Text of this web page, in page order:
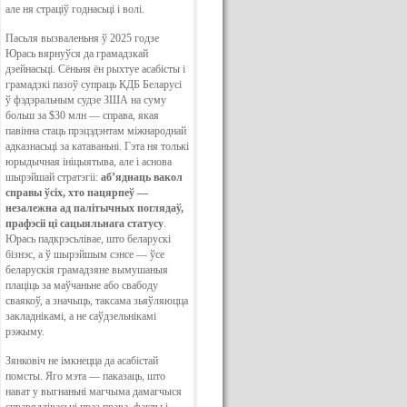
але ня страціў годнасьці і волі.
Пасьля вызваленьня ў 2025 годзе
Юрась вярнуўся да грамадзкай
дзейнасьці. Сёньня ён рыхтуе асабісты і
грамадзкі пазоў супраць КДБ Беларусі
ў фэдэральным судзе ЗША на суму
больш за $30 млн — справа, якая
павінна стаць прэцэдэнтам міжнароднай
адказнасьці за катаваньні. Гэта ня толькі
юрыдычная ініцыятыва, але і аснова
шырэйшай стратэгіі: аб’яднаць вакол
справы ўсіх, хто пацярпеў —
незалежна ад палітычных поглядаў,
прафэсіі ці сацыяльнага статусу.
Юрась падкрэсьлівае, што беларускі
бізнэс, а ў шырэйшым сэнсе — ўсе
беларускія грамадзяне вымушаныя
плаціць за маўчаньне або свабоду
сваякоў, а значыць, таксама зьяўляюцца
закладнікамі, а не саўдзельнікамі
рэжыму.
Зянковіч не імкнецца да асабістай
помсты. Яго мэта — паказаць, што
нават у выгнаньні магчыма дамагчыся